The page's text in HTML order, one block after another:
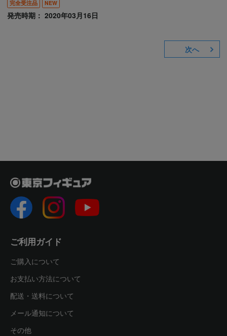
完全受注品 NEW
発売時期： 2020年03月16日
次へ
ご利用ガイド
ご購入について
お支払い方法について
配送・送料について
メール通知について
その他